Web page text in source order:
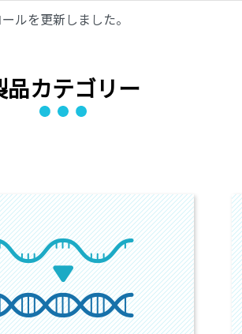
ルを更新しました。
品カテゴリー